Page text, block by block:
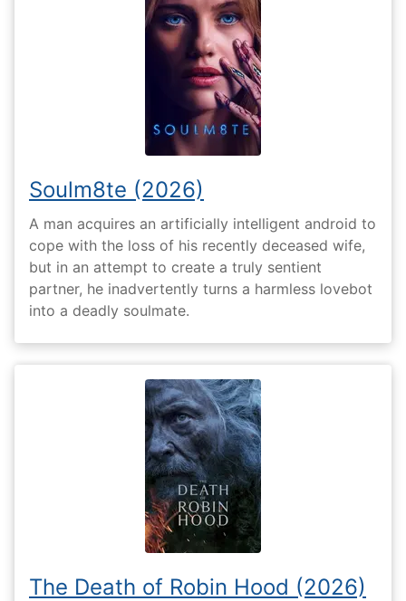
Soulm8te (2026)
A man acquires an artificially intelligent android to
cope with the loss of his recently deceased wife,
but in an attempt to create a truly sentient
partner, he inadvertently turns a harmless lovebot
into a deadly soulmate.
The Death of Robin Hood (2026)